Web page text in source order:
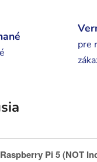
pre
Pi 5 (NOT